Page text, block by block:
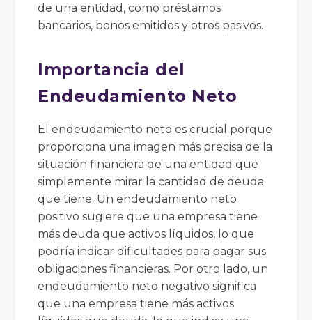
de una entidad, como préstamos
bancarios, bonos emitidos y otros pasivos.
Importancia del
Endeudamiento Neto
El endeudamiento neto es crucial porque
proporciona una imagen más precisa de la
situación financiera de una entidad que
simplemente mirar la cantidad de deuda
que tiene. Un endeudamiento neto
positivo sugiere que una empresa tiene
más deuda que activos líquidos, lo que
podría indicar dificultades para pagar sus
obligaciones financieras. Por otro lado, un
endeudamiento neto negativo significa
que una empresa tiene más activos